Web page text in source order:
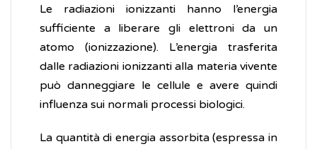
Le radiazioni ionizzanti hanno l’energia
sufficiente a liberare gli elettroni da un
atomo (ionizzazione). L’energia trasferita
dalle radiazioni ionizzanti alla materia vivente
può danneggiare le cellule e avere quindi
influenza sui normali processi biologici.
La quantità di energia assorbita (espressa in